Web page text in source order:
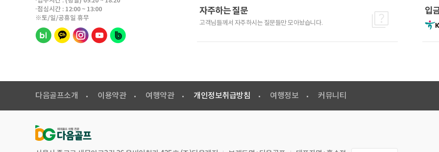
·점심시간 : 12:00 ~ 13:00
※토/일/공휴일 휴무
자주하는 질문
고객님들께서 자주하시는 질문들만 모아놨습니다.
입
다음골프소개 이용약관 여행약관 개인정보취급방침 여행정보 커뮤니티